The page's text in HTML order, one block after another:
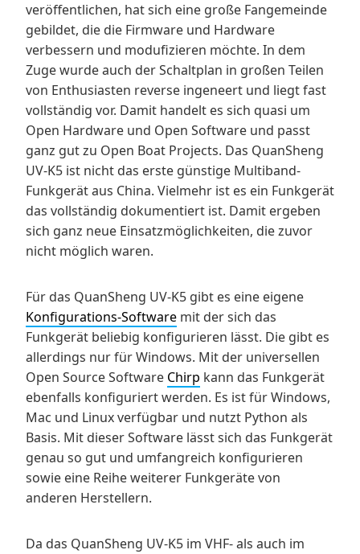
veröffentlichen, hat sich eine große Fangemeinde
gebildet, die die Firmware und Hardware
verbessern und modufizieren möchte. In dem
Zuge wurde auch der Schaltplan in großen Teilen
von Enthusiasten reverse ingeneert und liegt fast
vollständig vor. Damit handelt es sich quasi um
Open Hardware und Open Software und passt
ganz gut zu Open Boat Projects. Das QuanSheng
UV-K5 ist nicht das erste günstige Multiband-
Funkgerät aus China. Vielmehr ist es ein Funkgerät
das vollständig dokumentiert ist. Damit ergeben
sich ganz neue Einsatzmöglichkeiten, die zuvor
nicht möglich waren.
Für das QuanSheng UV-K5 gibt es eine eigene
Konfigurations-Software mit der sich das
Funkgerät beliebig konfigurieren lässt. Die gibt es
allerdings nur für Windows. Mit der universellen
Open Source Software Chirp kann das Funkgerät
ebenfalls konfiguriert werden. Es ist für Windows,
Mac und Linux verfügbar und nutzt Python als
Basis. Mit dieser Software lässt sich das Funkgerät
genau so gut und umfangreich konfigurieren
sowie eine Reihe weiterer Funkgeräte von
anderen Herstellern.
Da das QuanSheng UV-K5 im VHF- als auch im